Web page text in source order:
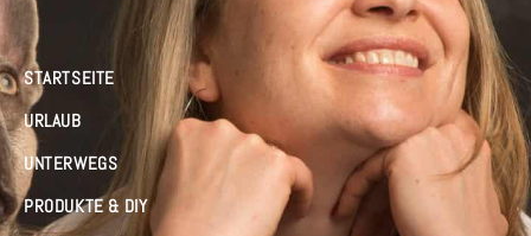
STARTSEITE
URLAUB
UNTERWEGS
PRODUKTE & DIY